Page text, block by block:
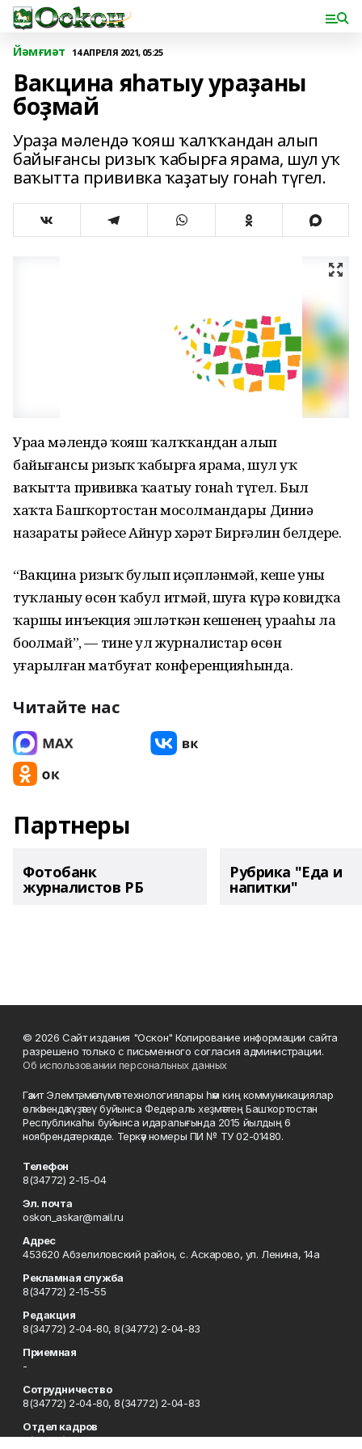
Йәмғиәт 14 АПРЕЛЯ 2021, 05:25
Вакцина яһатыу ураҙаны
боҙмай
Ураҙа мәлендә ҡояш ҡалҡҡандан алып
байығансы ризыҡ ҡабырға ярама, шул уҡ
ваҡытта прививка ҡаҙатыу гонаһ түгел.
Ураҙа мәлендә ҡояш ҡалҡҡандан алып
байығансы ризыҡ ҡабырға ярама, шул уҡ
ваҡытта прививка ҡаҙатыу гонаһ түгел. Был
хаҡта Башҡортостан мосолмандары Диниә
назараты рәйесе Айнур хәҙрәт Бирғәлин белдерҙе.
“Вакцина ризыҡ булып иҫәпләнмәй, кеше уны
туҡланыу өсөн ҡабул итмәй, шуға күрә ковидҡа
ҡаршы инъекция эшләткән кешенең ураҙаһы ла
боҙолмай”, — тине ул журналистар өсөн
уҙғарылған матбуғат конференцияһында.
Читайте нас
Партнеры
Фотобанк
журналистов РБ
Рубрика "Еда и
напитки"
© 2026 Сайт издания "Оскон" Копирование информации сайта
разрешено только с письменного согласия администрации.
Об использовании персональных данных
Гәзит Элемтә, мәғлүмәт технологиялары һәм киң коммуникациялар
өлкәһендә күҙәтеү буйынса Федераль хеҙмәттең Башҡортостан
Республикаһы буйынса идаралығында 2015 йылдың 6
ноябрендә теркәлде. Теркәү номеры ПИ № ТУ 02-01480.
Телефон
8(34772) 2-15-04
Эл. почта
oskon_askar@mail.ru
Адрес
453620 Абзелиловский район, с. Аскарово, ул. Ленина, 14а
Рекламная служба
8(34772) 2-15-55
Редакция
8(34772) 2-04-80, 8(34772) 2-04-83
Приемная
-
Сотрудничество
8(34772) 2-04-80, 8(34772) 2-04-83
Отдел кадров
8(34772) 2-11-85